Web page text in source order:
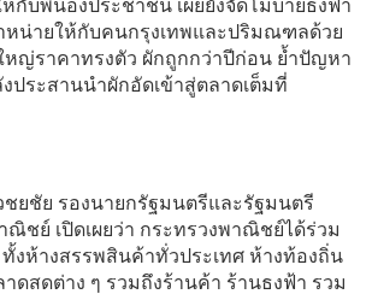
กับพี่น้องประชาชน เผยยังจัดโมบายธงฟ้า
หน่ายให้กับคนกรุงเทพและปริมณฑลด้วย
ญ่ราคาทรงตัว ผักถูกกว่าปีก่อน ย้ำปัญหา
ประสานนำผักอัดเข้าสู่ตลาดเต็มที่
ชยชัย รองนายกรัฐมนตรีและรัฐมนตรี
ณิชย์ เปิดเผยว่า กระทรวงพาณิชย์ได้ร่วม
งห้างสรรพสินค้าทั่วประเทศ ห้างท้องถิ่น
ดสดต่าง ๆ รวมถึงร้านค้า ร้านธงฟ้า รวม